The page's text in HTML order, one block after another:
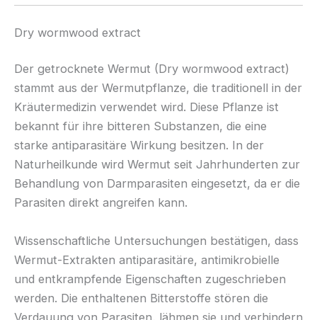
Dry wormwood extract
Der getrocknete Wermut (Dry wormwood extract)
stammt aus der Wermutpflanze, die traditionell in der
Kräutermedizin verwendet wird. Diese Pflanze ist
bekannt für ihre bitteren Substanzen, die eine
starke antiparasitäre Wirkung besitzen. In der
Naturheilkunde wird Wermut seit Jahrhunderten zur
Behandlung von Darmparasiten eingesetzt, da er die
Parasiten direkt angreifen kann.
Wissenschaftliche Untersuchungen bestätigen, dass
Wermut-Extrakten antiparasitäre, antimikrobielle
und entkrampfende Eigenschaften zugeschrieben
werden. Die enthaltenen Bitterstoffe stören die
Verdauung von Parasiten, lähmen sie und verhindern